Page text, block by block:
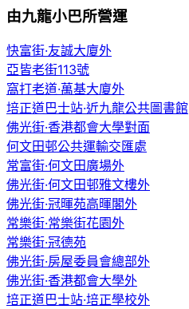
由九龍小巴所營運
快富街·友誠大廈外
亞皆老街113號
窩打老道·萬基大廈外
培正道巴士站·近九龍公共圖書館
佛光街·香港都會大學對面
何文田邨公共運輸交匯處
常富街·何文田廣場外
佛光街·何文田邨雅文樓外
佛光街·冠暉苑高暉閣外
常樂街·常樂街花園外
常樂街·冠德苑
佛光街·房屋委員會總部外
佛光街·香港都會大學外
培正道巴士站·培正學校外